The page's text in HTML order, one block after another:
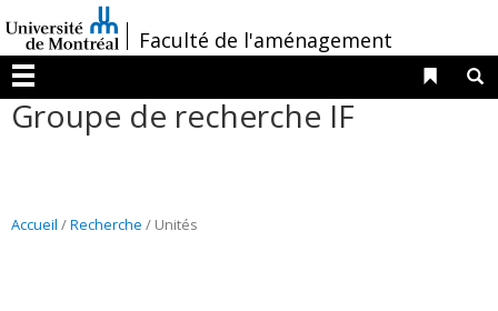
au
contenu
/Faculté de l'aménagement
Menu
Liens
Groupe de recherche IF
Accueil /Recherche / Unités